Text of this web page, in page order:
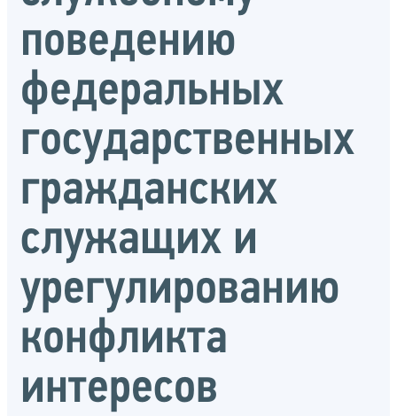
поведению
федеральных
государственных
гражданских
служащих и
урегулированию
конфликта
интересов